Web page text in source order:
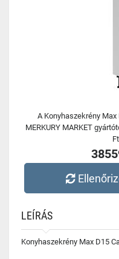
A Konyhaszekrény
MERKURY MARKET
LEÍRÁS
Konyhaszekrény Max D15